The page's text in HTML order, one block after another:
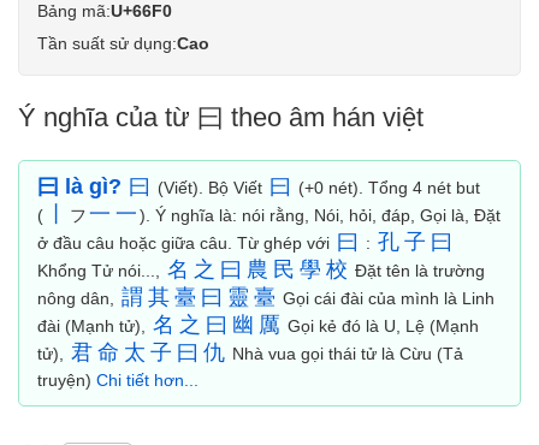
Bảng mã:U+66F0
Tần suất sử dụng:Cao
Ý nghĩa của từ 曰 theo âm hán việt
曰 là gì? 曰 (Viết). Bộ Viết 曰 (+0 nét). Tổng 4 nét but
(
フ一 一). Ý nghĩa là: nói rằng, Nói, hỏi, đáp, Gọi là, Đặt
ở đầu câu hoặc giữa câu. Từ ghép với 曰 : 孔 子 曰
Khổng Tử nói..., 名 之 曰 農 民 學 校 Đặt tên là trường
nông dân,
謂 其 臺 曰 靈 臺 Gọi cái đài của mình là Linh
đài (Mạnh tử),
名 之 曰 幽 厲 Gọi kẻ đó là U, Lệ (Mạnh
tử),
君 命 太 子 曰 仇 Nhà vua gọi thái tử là Cừu (Tả
truyện) Chi tiết hơn...